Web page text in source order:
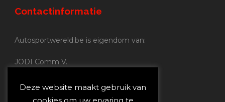
Contactinformatie
Autosportwereld.be is eigendom van:
JODI Comm V.
Nijverheidsstraat 70
2160 Wommelgem
Deze website maakt gebruik van